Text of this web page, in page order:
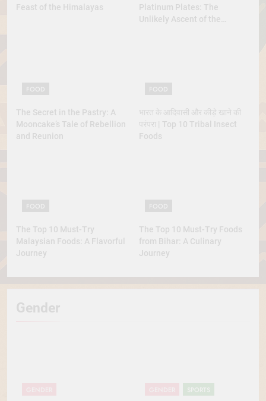
Feast of the Himalayas
Platinum Plates: The
Unlikely Ascent of the
The Secret in the Pastry: A
Mooncake’s Tale of Rebellion
and Reunion
भारत के आदिवासी और कीड़े खाने की
परंपरा | Top 10 Tribal Insect
Foods
The Top 10 Must-Try
Malaysian Foods: A Flavorful
Journey
The Top 10 Must-Try Foods
from Bihar: A Culinary
Journey
Gender
SPORTS